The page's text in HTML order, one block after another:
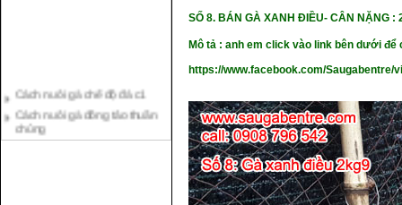
Cách nuôi gà đông tảo thuần
chủng
Kỹ thuật nuôi gà con mới nở
SỐ 8.BÁN GÀ XANH ĐIỀU-CÂN NẶNG :
Mô tả : anh em click vào link bên dưới để
https://www.facebook.com/Saugabentre/